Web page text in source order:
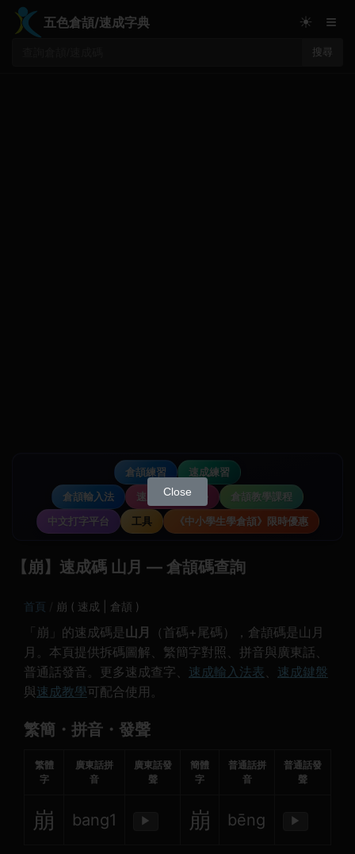
五色倉頡/速成字典
搜尋
☀ ≡
倉頡練習
速成練習
倉頡輸入法
速成輸入法教學
倉頡教學課程
中文打字平台
工具 《中小學生學倉頡》限時優惠
【崩】速成碼 山月 — 倉頡碼查詢
首頁 崩 ( 速成 | 倉頡 )
「崩」的速成碼是 山月
（首碼+尾碼），倉頡碼是山月
月。本頁提供拆碼圖解、繁簡字對照、拼音與廣東話、
普通話發音。更多速成查字、 速成輸入法表、 速成鍵盤
與速成教學可配合使用。
繁簡・拼音・發聲
繁體
字
廣東話拼
音
廣東話發
聲
簡體
字
普通話拼
音
普通話發
聲
崩 bang1 ▶ 崩 bēng ▶
Close